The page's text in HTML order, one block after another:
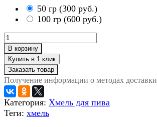
50 гр (300 руб.)
100 гр (600 руб.)
В корзину
Заказать товар
Получение информации о методах доставки
Категория: Хмель для пива
Теги: хмель